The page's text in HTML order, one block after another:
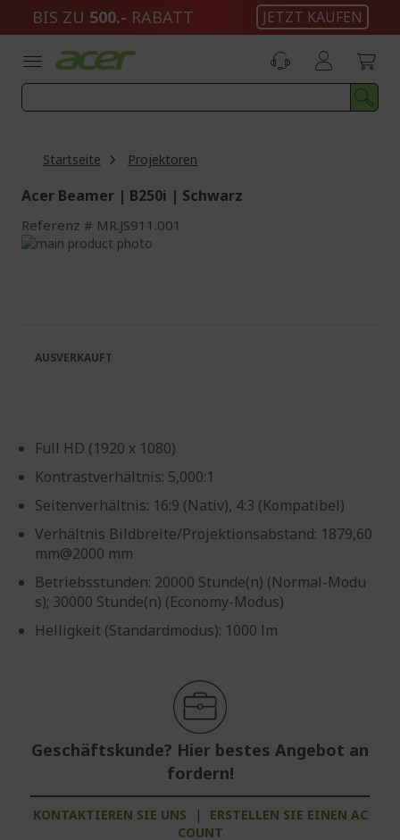
BIS ZU 500.- RABATT JETZT KAUFEN
Startseite Projektoren
Acer Beamer | B250i | Schwarz
Referenz MR.JS911.001
Zum
Full HD (1920 x 1080)
Kontrastverhältnis: 5,000:1
Seitenverhältnis: 16:9 (Nativ), 4:3 (Kompatibel)
Verhältnis Bildbreite/Projektionsabstand: 1879,60
mm@2000 mm
Betriebsstunden: 20000 Stunde(n) (Normal-Modu
s); 30000 Stunde(n) (Economy-Modus)
Helligkeit (Standardmodus): 1000 lm
Geschäftskunde? Hier bestes Angebot an
fordern!
KONTAKTIEREN SIE UNS |
ERSTELLEN SIE EINEN AC
COUNT
AUSVERKAUFT